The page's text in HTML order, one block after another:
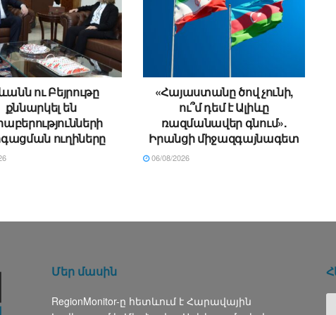
ու Բեյրութը
քննարկել են
ուղիները
«Հայաստանը ծով չունի,
ու՞մ դեմ է Ալիևը
ռազմանավեր գնում».
Իրանցի միջազգայնագետ
06/08/2026
Մեր մասին
RegionMonitor-ը հետևում է Հարավային